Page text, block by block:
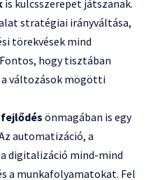
is kulcsszerepet játszanak.
stratégiai irányváltása,
törekvések mind
hogy tisztában
a változások mögötti
önmagában is egy
automatizáció, a
digitalizáció mind-mind
a munkafolyamatokat. Fel